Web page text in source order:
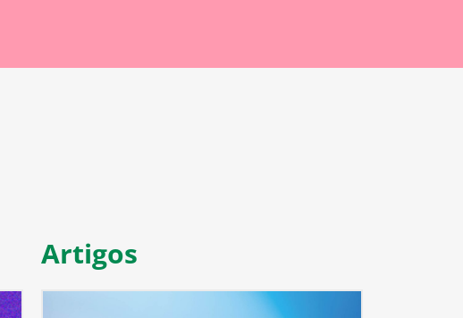
Artigos